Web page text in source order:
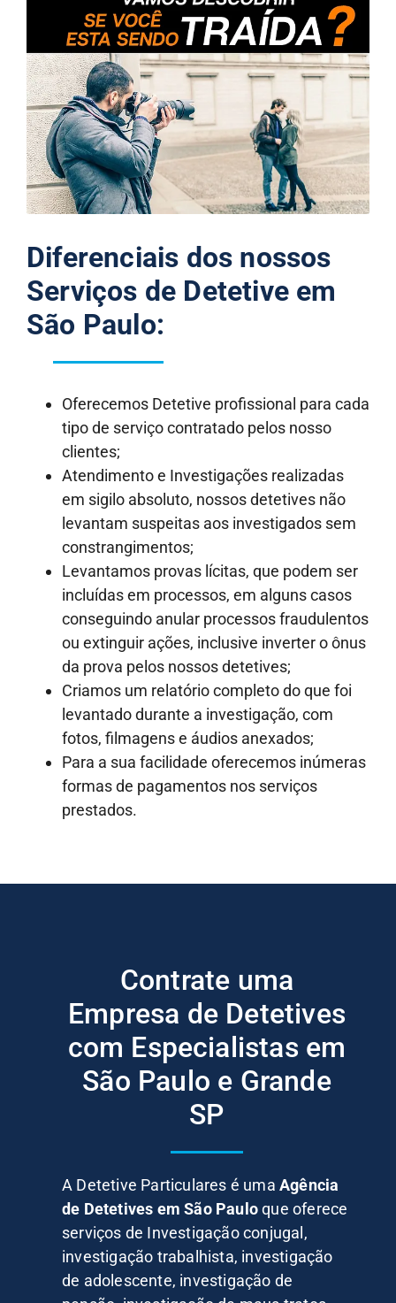
Diferenciais dos nossos
Serviços de Detetive em
São Paulo:
Oferecemos Detetive profissional para cada
tipo de serviço contratado pelos nosso
clientes;
Atendimento e Investigações realizadas
em sigilo absoluto, nossos detetives não
levantam suspeitas aos investigados sem
constrangimentos;
Levantamos provas lícitas, que podem ser
incluídas em processos, em alguns casos
conseguindo anular processos fraudulentos
ou extinguir ações, inclusive inverter o ônus
da prova pelos nossos detetives;
Criamos um relatório completo do que foi
levantado durante a investigação, com
fotos, filmagens e áudios anexados;
Para a sua facilidade oferecemos inúmeras
formas de pagamentos nos serviços
prestados.
Contrate uma
Empresa de Detetives
com Especialistas em
São Paulo e Grande
SP
A Detetive Particulares é uma Agência
de Detetives em São Pauloque oferece
serviços de Investigação conjugal,
investigação trabalhista, investigação
de adolescente, investigação de